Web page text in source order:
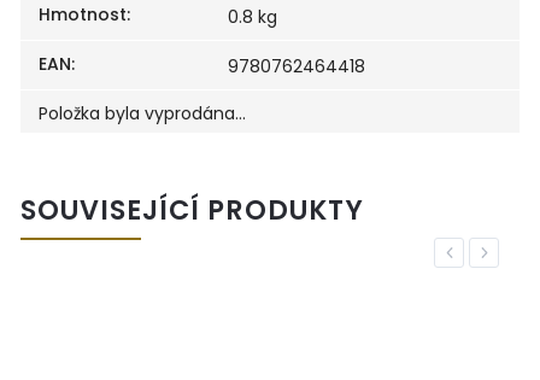
Hmotnost:
0.8 kg
EAN:
9780762464418
Položka byla vyprodána…
SOUVISEJÍCÍ PRODUKTY
Previous
Next